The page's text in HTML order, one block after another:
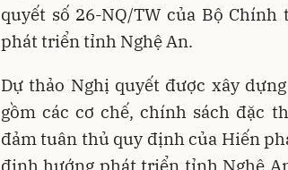
quyết số 26-NQ/TW của Bộ
phát triển tỉnh Nghệ An.
Dự thảo Nghị quyết được xây
gồm các cơ chế, chính sách đặc
đảm tuân thủ quy định của Hiến